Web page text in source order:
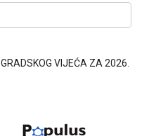
VIJEĆA ZA 2026.